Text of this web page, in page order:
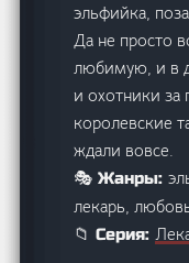
эльфийка,
Да не просто
любимую, и в
и охотники
королевские
ждали вовсе.
🎭 Жанры:
лекарь,
📁 Серия: